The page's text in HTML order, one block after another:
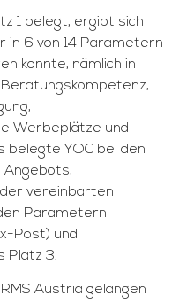
1 belegt, ergibt sich
in 6 von 14 Parametern
konnte, nämlich in
Werbeplätze und
YOC bei den
Angebots,
vereinbarten
Parametern
Post) und
Platz 3.
Austria gelangen